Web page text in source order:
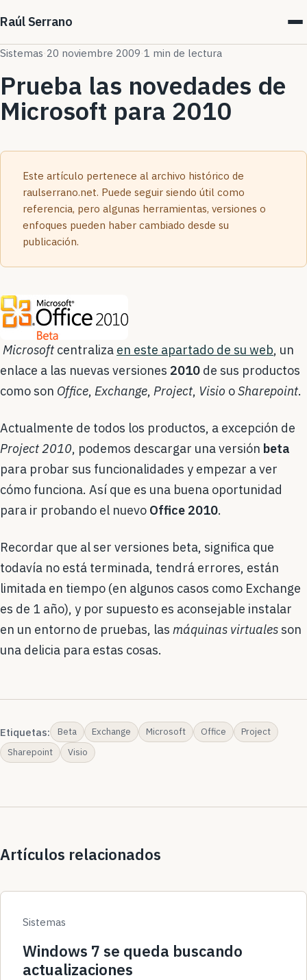
Raúl Serrano
Sistemas·20 noviembre 2009·1 min de lectura
Prueba las novedades de
Microsoft para 2010
Este artículo pertenece al archivo histórico de
raulserrano.net. Puede seguir siendo útil como
referencia, pero algunas herramientas, versiones o
enfoques pueden haber cambiado desde su
publicación.
Microsoft centraliza en este apartado de su web, un
enlace a las nuevas versiones 2010 de sus productos
como son Office, Exchange, Project, Visio oSharepoint.
Actualmente de todos los productos, a excepción de
Project 2010, podemos descargar una versión beta
para probar sus funcionalidades y empezar a ver
cómo funciona. Así que es una buena oportunidad
para ir probando el nuevo Office 2010.
Recordar que al ser versiones beta, significa que
todavía no está terminada, tendrá errores, están
limitada en tiempo (en algunos casos como Exchange
es de 1 año), y por supuesto es aconsejable instalar
en un entorno de pruebas, las máquinas virtuales son
una delicia para estas cosas.
Etiquetas: Beta Exchange Microsoft Office
Project
Sharepoint
Visio
Artículos relacionados
Sistemas
Windows 7 se queda buscando
actualizaciones